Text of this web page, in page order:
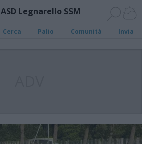
ASD Legnarello SSM
Cerca Palio Comunità Invia